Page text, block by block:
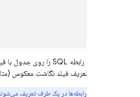
وقتی یک رابطه SQL را روی جدول با قید کلید خارجی تعریف می‌کنید،
نیازی به تعریف فیلد نگاشت معکوس
رابطه‌ها در یک طرف تعریف